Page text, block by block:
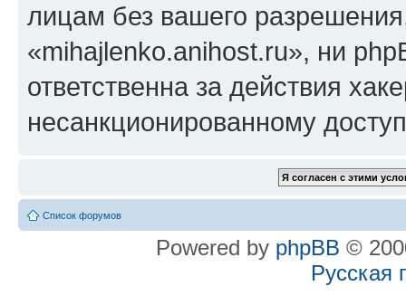
лицам без вашего
«mihajlenko.anihost.ru», ни
ответственна за действия
несанкционированному
Список форумов
Powered by phpBB ©
Русская